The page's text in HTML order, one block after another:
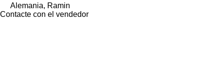
Alemania, Ramin
Contacte con el vendedor